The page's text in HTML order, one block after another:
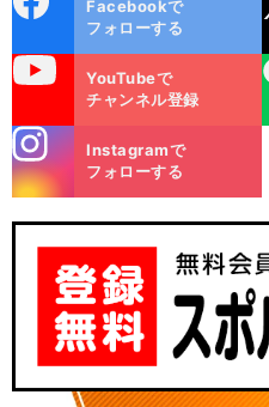
ok
Facebookで
フォローする
YouTubeで
チャンネル登録
LINE
m
Instagramで
フォローする